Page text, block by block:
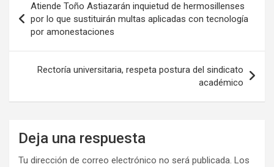
de
entradas
Atiende Toño Astiazarán inquietud de hermosillenses
por lo que sustituirán multas aplicadas con tecnología
por amonestaciones
Rectoría universitaria, respeta postura del sindicato
académico
Deja una respuesta
Tu dirección de correo electrónico no será publicada. Los